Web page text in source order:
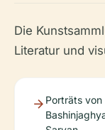
Die
Literatur und
Porträts von